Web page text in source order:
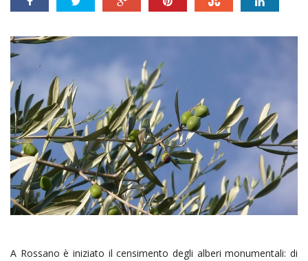
A Rossano è iniziato il censimento degli alberi monumentali: di